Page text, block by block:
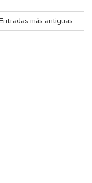
Entradas más antiguas